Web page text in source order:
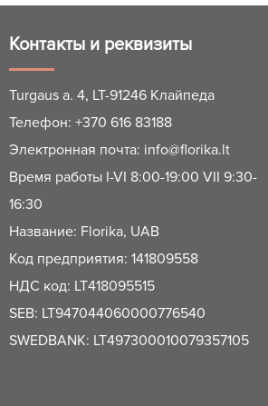
Контакты и реквизиты
Turgaus a. 4, LT-91246 Клайпеда
Телефон: +370 616 83188
Электронная почта: info@florika.lt
Время работы I-VI 8:00-19:00 VII 9:30-
16:30
Название: Florika, UAB
Код предприятия: 141809558
НДС код: LT418095515
SEB: LT947044060000776540
SWEDBANK: LT497300010079357105